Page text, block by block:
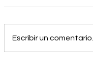
Escribir un comentario...